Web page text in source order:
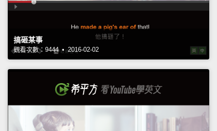
搞砸某事
觀看次數：9444 • 2016-02-02